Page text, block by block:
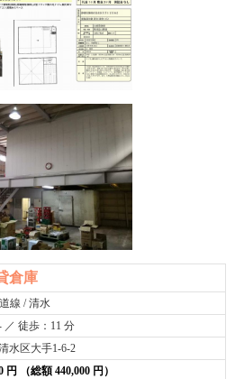
倉庫
線 / 清水
／ 徒歩：11 分
水区大手1-6-2
円 （総額 440,000 円）